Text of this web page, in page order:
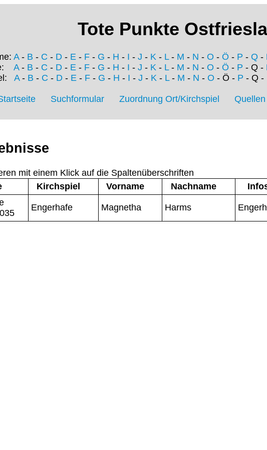
Tote Punkte
A- B - C - D - E - F - G - H - I - J - K - L- M - N - O - Ö - P - Q -
A- B - C - D - E - F - G - H - I - J - K - L- M - N - O - Ö - P - Q -
A- B - C - D- E- F- G - H - I - J - K- L- M - N - O - Ö - P - Q -
Suchformular Zuordnung Ort/Kirchspiel Quellen
mit einem Klick auf die Spaltenüberschriften
Kirchspiel Vorname Nachname
Engerhafe Magnetha Harms